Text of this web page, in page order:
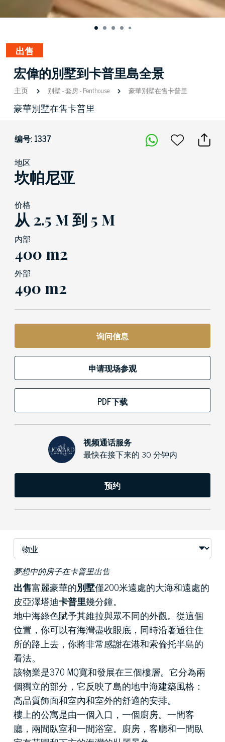
出售
宏偉的別墅到卡普里島全景
主页 别墅-套房-Penthouse 豪華別墅在售卡普里
豪華別墅在售卡普里
编号: 1337
地区
坎帕尼亚
价格
从 2.5 M 到 5 M
内部
400 m2
外部
490 m2
询问信息
申请现场参观
PDF下载
视频通话服务
最快在接下来的 30 分钟内
预约
夢想中的房子在卡普里出售
出售富麗豪華的別墅僅200米遠處的大海和遠處的
皮亞澤塔迪卡普里幾分鐘。
地中海綠色賦予其維拉與眾不同的外觀。從這個
位置，你可以有海灣盡收眼底，同時沿著通往住
所的路上去，你將非常感謝在港和索倫托半島的
看法。
該物業是370 MQ寬和發展在三個樓層。它分為兩
個獨立的部分，它反映了島的地中海建築風格：
高品質飾面和室內和室外的舒適的安排。
樓上的公寓是由一個入口，一個廚房。一間客
廳，兩間臥室和一間浴室。廚房，客廳和一間臥